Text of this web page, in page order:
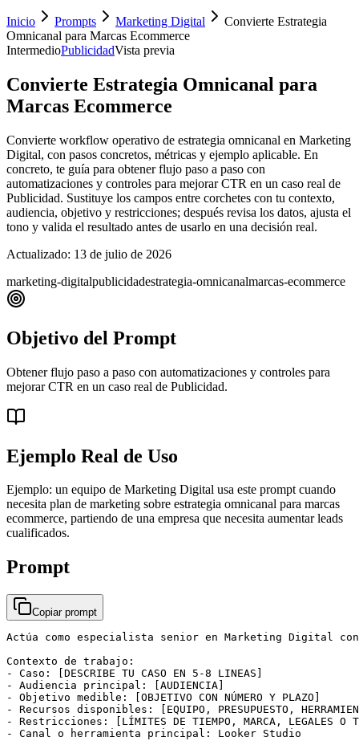
Inicio Prompts Marketing Digital
Convierte Estrategia
Omnicanal para Marcas Ecommerce
IntermedioPublicidadVista previa
Convierte Estrategia Omnicanal para
Marcas Ecommerce
Convierte workflow operativo de estrategia omnicanal en Marketing
Digital, con pasos concretos, métricas y ejemplo aplicable. En
concreto, te guía para obtener flujo paso a paso con
automatizaciones y controles para mejorar CTR en un caso real de
Publicidad. Sustituye los campos entre corchetes con tu contexto,
audiencia, objetivo y restricciones; después revisa los datos, ajusta el
tono y valida el resultado antes de usarlo en una decisión real.
Actualizado: 13 de julio de 2026
marketing-digitalpublicidadestrategia-omnicanalmarcas-ecommerce
Objetivo del Prompt
Obtener flujo paso a paso con automatizaciones y controles para
mejorar CTR en un caso real de Publicidad.
Ejemplo Real de Uso
Ejemplo: un equipo de Marketing Digital usa este prompt cuando
necesita plan de marketing sobre estrategia omnicanal para marcas
ecommerce, partiendo de una empresa que necesita aumentar leads
cualificados.
Prompt
Copiar prompt
Actúa como especialista senior en Marketing Digital
Contexto de trabajo:
- Caso: [DESCRIBE TU CASO EN 5-8 LINEAS]
- Audiencia principal: [AUDIENCIA]
- Objetivo medible: [OBJETIVO CON NÚMERO Y PLAZO]
- Recursos disponibles: [EQUIPO, PRESUPUESTO,
- Restricciones: [LÍMITES DE TIEMPO, MARCA, LEGALES O
- Canal o herramienta principal: Looker Studio